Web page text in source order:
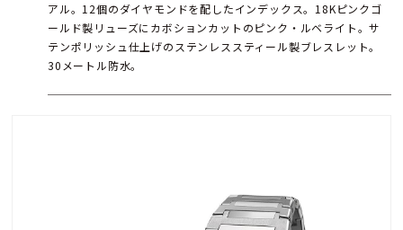
アル。12個のダイヤモンドを配したインデックス。18Kピンクゴ
ールド製リューズにカボションカットのピンク・ルベライト。サ
テンポリッシュ仕上げのステンレススティール製ブレスレット。
30メートル防水。